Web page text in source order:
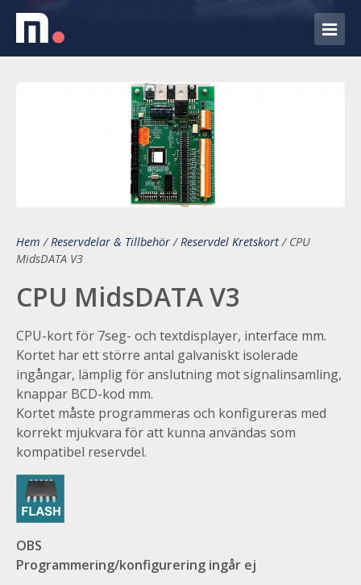
Hem /Reservdelar & Tillbehör/Reservdel Kretskort/ CPU
MidsDATA V3
CPU MidsDATA V3
CPU-kort för 7seg- och textdisplayer, interface mm.
Kortet har ett större antal galvaniskt isolerade
ingångar, lämplig för anslutning mot signalinsamling,
knappar BCD-kod mm.
Kortet måste programmeras och konfigureras med
korrekt mjukvara för att kunna användas som
kompatibel reservdel.
OBS
Programmering/konfigurering ingår ej